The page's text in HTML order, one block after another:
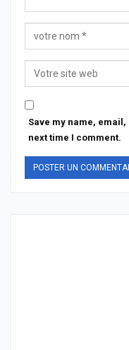
Save my name,
next time I comment.